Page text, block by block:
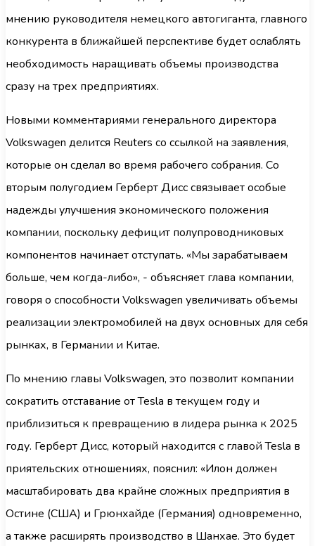
мнению руководителя немецкого автогиганта, главного
конкурента в ближайшей перспективе будет ослаблять
необходимость наращивать объемы производства
сразу на трех предприятиях.
Новыми комментариями генерального директора
Volkswagen делится Reuters со ссылкой на заявления,
которые он сделал во время рабочего собрания. Со
вторым полугодием Герберт Дисс связывает особые
надежды улучшения экономического положения
компании, поскольку дефицит полупроводниковых
компонентов начинает отступать. «Мы зарабатываем
больше, чем когда-либо», - объясняет глава компании,
говоря о способности Volkswagen увеличивать объемы
реализации электромобилей на двух основных для себя
рынках, в Германии и Китае.
По мнению главы Volkswagen, это позволит компании
сократить отставание от Tesla в текущем году и
приблизиться к превращению в лидера рынка к 2025
году. Герберт Дисс, который находится с главой Tesla в
приятельских отношениях, пояснил: «Илон должен
масштабировать два крайне сложных предприятия в
Остине (США) и Грюнхайде (Германия) одновременно,
а также расширять производство в Шанхае. Это будет